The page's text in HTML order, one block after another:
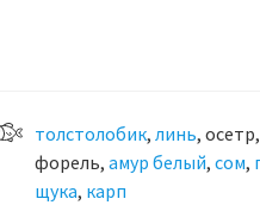
толстолобик, линь, осетр,
форель, амур белый, сом,
щука, карп